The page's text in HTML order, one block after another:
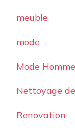
meuble
mode
Mode Homme
Nettoyage
Renovation